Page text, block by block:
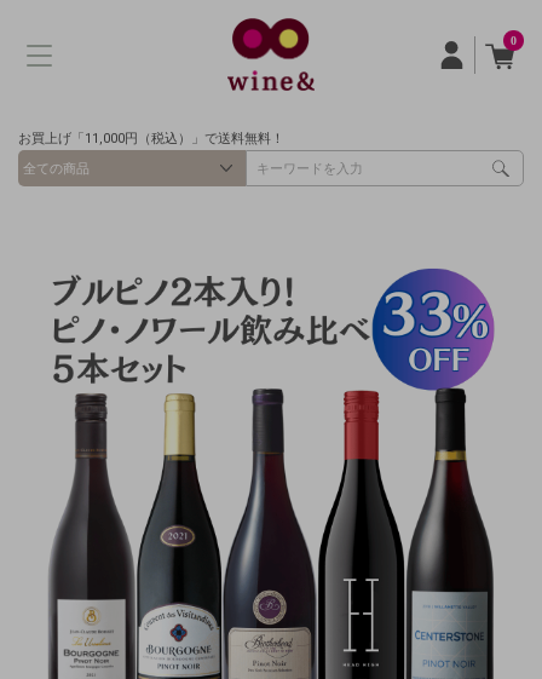
0
お買上げ「11,000円（税込）」で送料無料！